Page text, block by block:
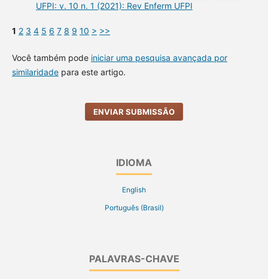
UFPI: v. 10 n. 1 (2021): Rev Enferm UFPI
1 2 3 4 5 6 7 8 9 10 > >>
Você também pode iniciar uma pesquisa avançada por
similaridadepara este artigo.
ENVIAR SUBMISSÃO
IDIOMA
English
Português (Brasil)
PALAVRAS-CHAVE